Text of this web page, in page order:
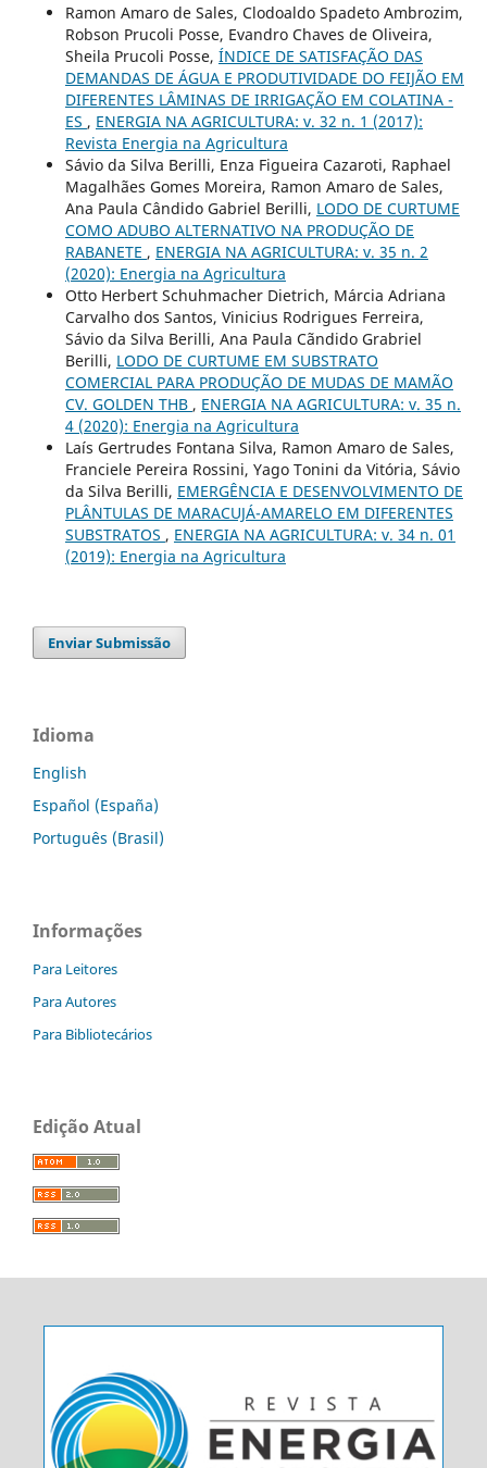
Ramon Amaro de Sales, Clodoaldo Spadeto Ambrozim,
Robson Prucoli Posse, Evandro Chaves de Oliveira,
Sheila Prucoli Posse, ÍNDICE DE SATISFAÇÃO DAS
DEMANDAS DE ÁGUA E PRODUTIVIDADE DO FEIJÃO EM
DIFERENTES LÂMINAS DE IRRIGAÇÃO EM COLATINA -
ES , ENERGIA NA AGRICULTURA: v. 32 n. 1 (2017):
Revista Energia na Agricultura
Sávio da Silva Berilli, Enza Figueira Cazaroti, Raphael
Magalhães Gomes Moreira, Ramon Amaro de Sales,
Ana Paula Cândido Gabriel Berilli, LODO DE CURTUME
COMO ADUBO ALTERNATIVO NA PRODUÇÃO DE
RABANETE , ENERGIA NA AGRICULTURA: v. 35 n. 2
(2020): Energia na Agricultura
Otto Herbert Schuhmacher Dietrich, Márcia Adriana
Carvalho dos Santos, Vinicius Rodrigues Ferreira,
Sávio da Silva Berilli, Ana Paula Cãndido Grabriel
Berilli, LODO DE CURTUME EM SUBSTRATO
COMERCIAL PARA PRODUÇÃO DE MUDAS DE MAMÃO
CV. GOLDEN THB , ENERGIA NA AGRICULTURA: v. 35 n.
4 (2020): Energia na Agricultura
Laís Gertrudes Fontana Silva, Ramon Amaro de Sales,
Franciele Pereira Rossini, Yago Tonini da Vitória, Sávio
da Silva Berilli, EMERGÊNCIA E DESENVOLVIMENTO DE
PLÂNTULAS DE MARACUJÁ-AMARELO EM DIFERENTES
SUBSTRATOS , ENERGIA NA AGRICULTURA: v. 34 n. 01
(2019): Energia na Agricultura
Enviar Submissão
Idioma
English
Español (España)
Português (Brasil)
Informações
Para Leitores
Para Autores
Para Bibliotecários
Edição Atual